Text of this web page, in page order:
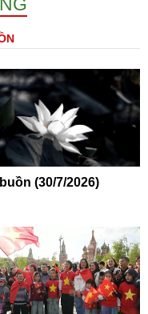
(30/7/2026)